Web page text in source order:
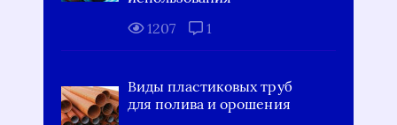
1207
1
Виды пластиковых труб
для полива и орошения